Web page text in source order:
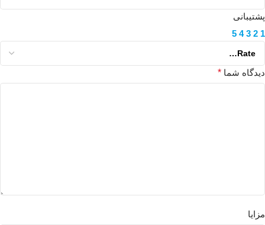
پشتیبانی
1
2
3
4
5
دیدگاه شما *
مزایا